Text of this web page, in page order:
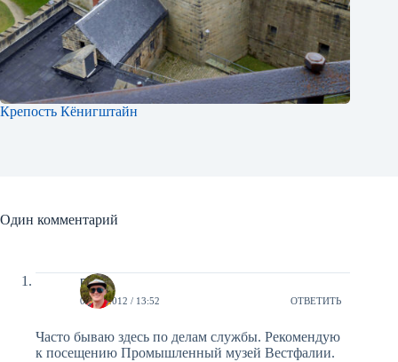
Крепость Кёнигштайн
Один комментарий
petr
09/05/2012 / 13:52 ОТВЕТИТЬ
Часто бываю здесь по делам службы. Рекомендую
к посещению Промышленный музей Вестфалии.